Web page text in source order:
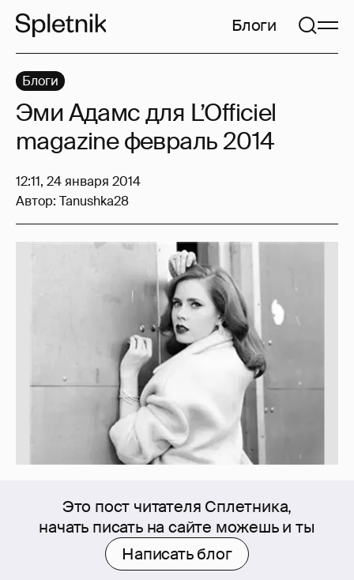
Блоги
Это пост читателя Сплетника,
начать писать на сайте можешь и ты
Написать блог
Блоги
Эми Адамс для L’Officiel
magazine февраль 2014
12:11, 24 января 2014
Автор: Tanushka28